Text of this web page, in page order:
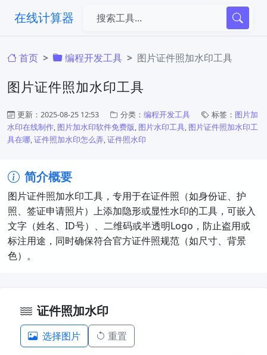
在线计算器
首页 编程开发工具 图片证件照加水印工具
图片证件照加水印工具
更新：2025-08-25 12:53 分类： 编程开发工具 标签： 图片加
水印在线制作, 图片加水印软件免费版, 图片水印工具, 图片证件照加水印工
具在哪,证件照加水印怎么弄,证件照水印
简介概要
图片证件照加水印工具，专用于在证件照（如身份证、护
照、签证申请照片）上添加隐形或显性水印的工具，可嵌入
文字（姓名、ID号）、二维码或半透明Logo，防止盗用或
标注用途，同时确保符合官方证件照规范（如尺寸、背景
色）。
证件照加水印
选择图片 重置